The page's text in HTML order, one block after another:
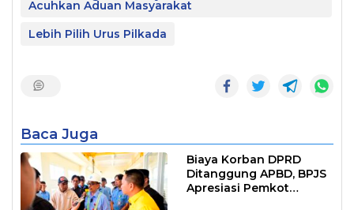
Acuhkan Aduan Masyarakat
Lebih Pilih Urus Pilkada
Baca Juga
Biaya Korban DPRD
Ditanggung APBD, BPJS
Apresiasi Pemkot